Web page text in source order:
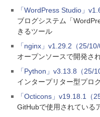
「WordPress Studio」
ブログシステム「
きるツール
「nginx」v1.29.2（25/10/
オープンソースで開発さ
「Python」v3.13.8（25/
インタープリター型プロ
「Octicons」v19.18.1（
GitHubで使用されている